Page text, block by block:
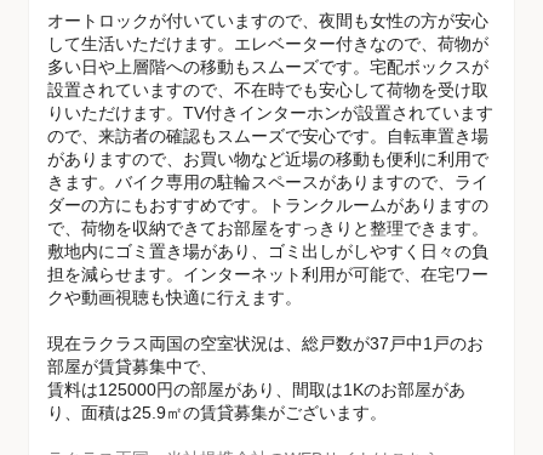
オートロックが付いていますので、夜間も女性の方が安心
して生活いただけます。エレベーター付きなので、荷物が
多い日や上層階への移動もスムーズです。宅配ボックスが
設置されていますので、不在時でも安心して荷物を受け取
りいただけます。TV付きインターホンが設置されています
ので、来訪者の確認もスムーズで安心です。自転車置き場
がありますので、お買い物など近場の移動も便利に利用で
きます。バイク専用の駐輪スペースがありますので、ライ
ダーの方にもおすすめです。トランクルームがありますの
で、荷物を収納できてお部屋をすっきりと整理できます。
敷地内にゴミ置き場があり、ゴミ出しがしやすく日々の負
担を減らせます。インターネット利用が可能で、在宅ワー
クや動画視聴も快適に行えます。
現在ラクラス両国の空室状況は、総戸数が37戸中1戸のお
部屋が賃貸募集中で、
賃料は125000円の部屋があり、間取は1Kのお部屋があ
り、面積は25.9㎡の賃貸募集がございます。